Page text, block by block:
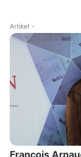
Artikel -